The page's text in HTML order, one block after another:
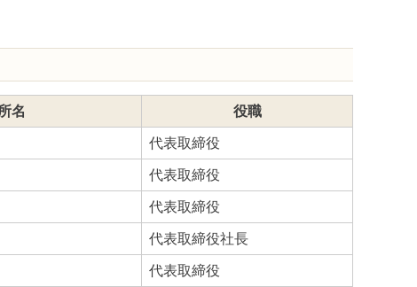
名 役職
代表取締役
代表取締役
代表取締役
代表取締役社長
代表取締役